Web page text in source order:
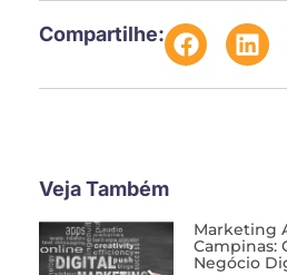
Compartilhe:
Veja Também
Marketing
Campinas:
Negócio